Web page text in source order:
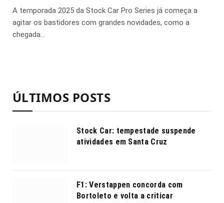
A temporada 2025 da Stock Car Pro Series já começa a
agitar os bastidores com grandes novidades, como a
chegada…
ÚLTIMOS POSTS
Stock Car: tempestade suspende
atividades em Santa Cruz
F1: Verstappen concorda com
Bortoleto e volta a criticar